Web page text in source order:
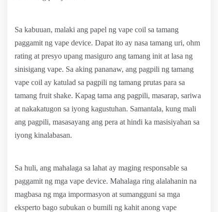
Sa kabuuan, malaki ang papel ng vape coil sa tamang
paggamit ng vape device. Dapat ito ay nasa tamang uri, ohm
rating at presyo upang masiguro ang tamang init at lasa ng
sinisigang vape. Sa aking pananaw, ang pagpili ng tamang
vape coil ay katulad sa pagpili ng tamang prutas para sa
tamang fruit shake. Kapag tama ang pagpili, masarap, sariwa
at nakakatugon sa iyong kagustuhan. Samantala, kung mali
ang pagpili, masasayang ang pera at hindi ka masisiyahan sa
iyong kinalabasan.
Sa huli, ang mahalaga sa lahat ay maging responsable sa
paggamit ng mga vape device. Mahalaga ring alalahanin na
magbasa ng mga impormasyon at sumangguni sa mga
eksperto bago subukan o bumili ng kahit anong vape